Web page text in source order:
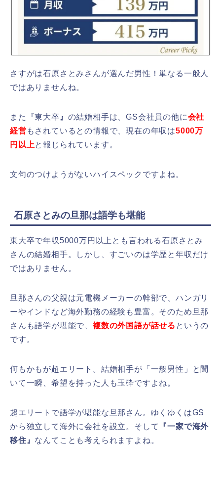
さすがは石原さとみさんが選んだ男性！単なる一般人
ではありませんね。
また『東大卒 』 の結婚相手は、GS会社員の他に会社
経営 もされているとの情報で、現在の年収は5000万
円 以上と報じられています。
文句のつけようがないハイスペックですよね。
石原さとみの旦那は語学も堪能
東大卒で年収5000万円以上とも言われる石原さとみ
さんの結婚相手。しかし、すごいのは学歴と年収だけ
ではありません。
旦那さんの父親は元電機メーカーの幹部で、ハンガリ
ーやインドなど海外勤務の経験も豊富。そのため旦那
さんも語学が堪能で、 複数の外国語が話せる というの
です。
何もかもが超エリート。結婚相手が「一般男性」と聞
いて一瞬、希望を持った人も玉砕ですよね。
超エリートで語学が堪能な旦那さん。 ゆくゆくはGS
から独立して海外に会社を設立。 そして
『一家で海外
移住』 なんてことも考えられますよね。